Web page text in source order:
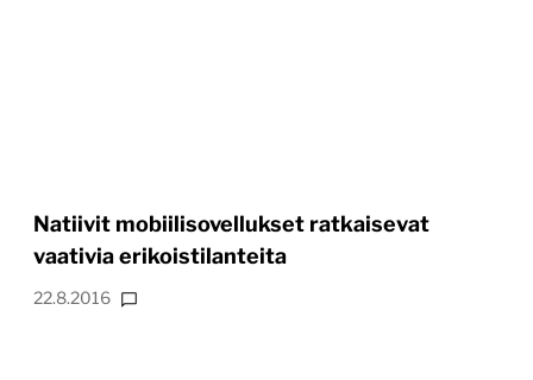
Natiivit mobiilisovellukset ratkaisevat
vaativia erikoistilanteita
22.8.2016